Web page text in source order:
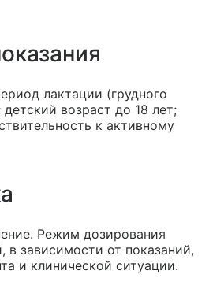
лактации (грудного
возраст до 18 лет;
к активному
Режим дозирования
в зависимости от показаний,
и клинической ситуации.